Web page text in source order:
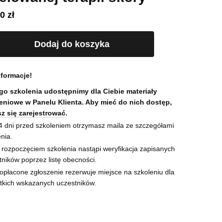
zł
Dodaj do koszyka
szkolenia udostępnimy dla Ciebie materiały
w Panelu Klienta. Aby mieć do nich dostęp,
się zarejestrować.
dni przed szkoleniem otrzymasz maila ze szczegółami
rozpoczęciem szkolenia nastąpi weryfikacja zapisanych
poprzez listę obecności.
zgłoszenie rezerwuje miejsce na szkoleniu dla
wskazanych uczestników.